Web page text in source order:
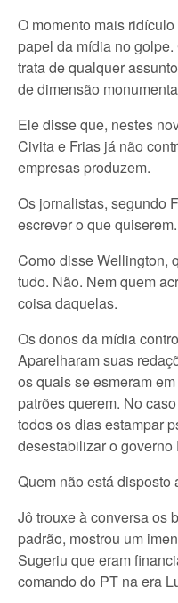
O momento mais
papel da mídia no
trata de qualquer
de dimensão
Ele disse que, nestes
Civita e Frias já não
empresas produzem.
Os jornalistas, segundo
escrever o que quiserem.
Como disse Wellington,
tudo. Não. Nem quem
coisa daquelas.
Os donos da mídia
Aparelharam suas
os quais se esmeram
patrões querem. No
todos os dias estampar
desestabilizar o governo
Quem não está disposto
Jô trouxe à conversa os
padrão, mostrou um
Sugeriu que eram
comando do PT na era